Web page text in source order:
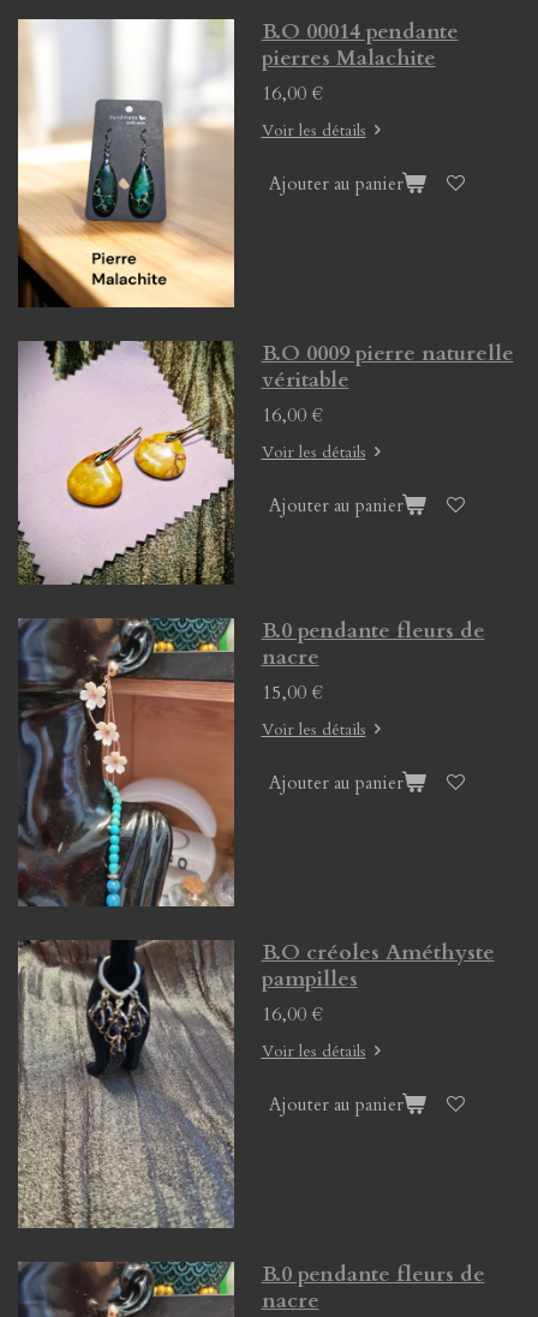
B.O 00014 pendante
pierres Malachite
16,00 €
Voir les détails
Ajouter au panier
B.O 0009 pierre naturelle
véritable
16,00 €
Voir les détails
Ajouter au panier
B.0 pendante fleurs de
nacre
15,00 €
Voir les détails
Ajouter au panier
B.O créoles Améthyste
pampilles
16,00 €
Voir les détails
Ajouter au panier
B.0 pendante fleurs de
nacre